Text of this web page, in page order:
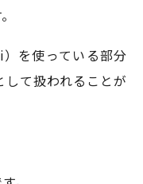
を使っている部分
て扱われることが